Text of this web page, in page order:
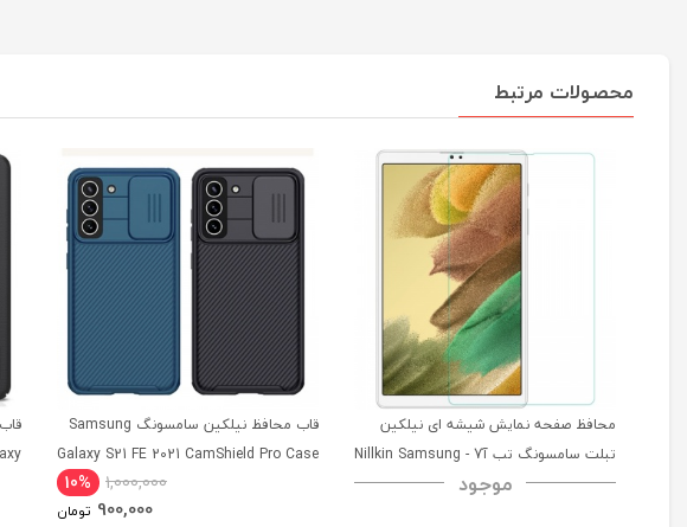
محصولات مرتبط
محافظ صفحه نمایش شیشه ای نیلکین
تبلت سامسونگ تب آ7 - Nillkin Samsung
Galaxy Tab A7 H+ Anti-explosion
موجود
قاب محافظ نیلکین سامسونگ Samsung
Galaxy S21 FE 2021 CamShield Pro Case
10% 1,000,000
900,000 تومان